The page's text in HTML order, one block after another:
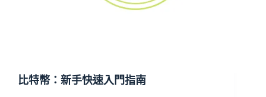
比特幣：新手快速入門指南